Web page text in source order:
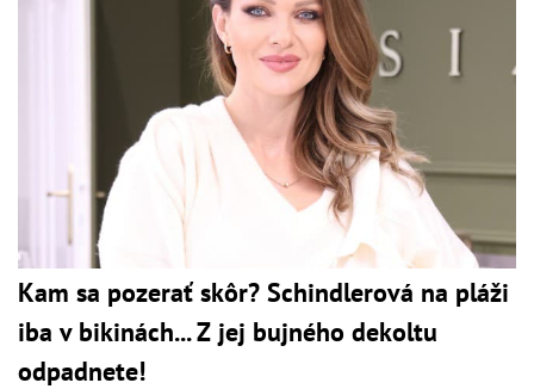
Kam sa pozerať skôr? Schindlerová na pláži
iba v bikinách... Z jej bujného dekoltu
odpadnete!